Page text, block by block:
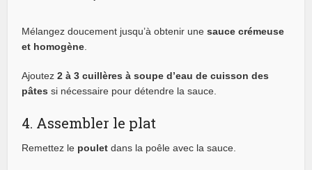
Mélangez doucement jusqu’à obtenir unesauce crémeuse
et homogène
Ajoutez2 à 3 cuillères à soupe d’eau de cuisson des
pâtes si nécessaire pour détendre la sauce.
4. Assembler le plat
Remettez le poulet dans la poêle avec la sauce.